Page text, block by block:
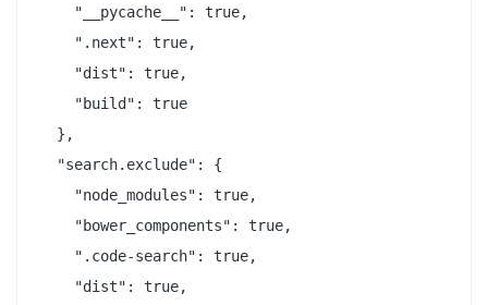
    "__pycache__": true,
    ".next": true,
    "dist": true,
    "build": true
  },
  "search.exclude": {
    "node_modules": true,
    "bower_components": true,
    ".code-search": true,
    "dist": true,